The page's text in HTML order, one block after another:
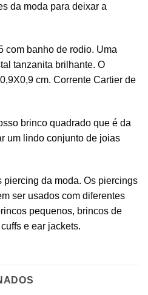
da moda para deixar a
com banho de rodio. Uma
tanzanita brilhante. O
cm. Corrente Cartier de
brinco quadrado que é da
um lindo conjunto de joias
piercing da moda. Os piercings
ser usados com diferentes
pequenos, brincos de
e ear jackets.